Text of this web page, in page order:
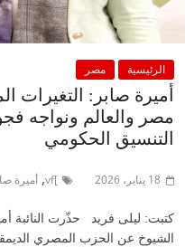
الرئيسية مصر
أميرة صابر: التغيرات
مصر والعالم ونواجه
التنسيق الحكومي
18 يناير، 2026 ]vf
, أميرة
كتبت: ليلى فريد حذّرت النائبة
الشيوخ عن الحزب المصري